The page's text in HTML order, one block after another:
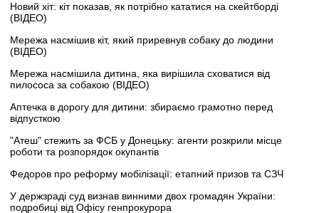
Новий хіт: кіт показав, як потрібно кататися на скейтборді
(ВІДЕО)
Мережа насмішив кіт, який приревнув собаку до людини
(ВІДЕО)
Мережа насмішила дитина, яка вирішила сховатися від
пилососа за собакою (ВІДЕО)
Аптечка в дорогу для дитини: збираємо грамотно перед
відпусткою
"Атеш" стежить за ФСБ у Донецьку: агенти розкрили місце
роботи та розпорядок окупантів
Федоров про реформу мобілізації: етапний призов та СЗЧ
У держзраді суд визнав винними двох громадян України:
подробиці від Офісу генпрокурора